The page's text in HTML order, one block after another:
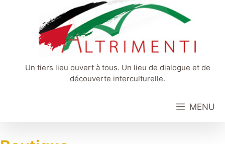
Un tiers lieu ouvert à tous. Un lieu de dialogue et de
découverte interculturelle.
MENU